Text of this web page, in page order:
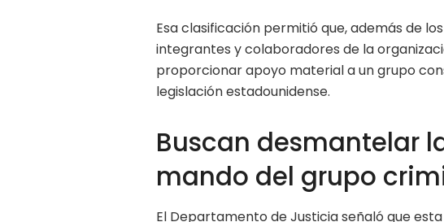
Esa clasificación permitió que, además de
integrantes y colaboradores de la
proporcionar apoyo material a un grupo
legislación estadounidense.
Buscan desmantelar
mando del grupo
El Departamento de Justicia señaló que